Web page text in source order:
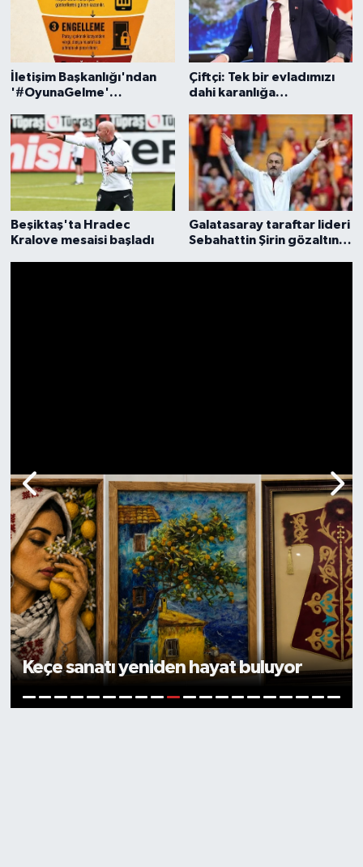
İletişim Başkanlığı'ndan
'#OyunaGelme'
Çiftçi: Tek bir evladımızı
dahi karanlığa
Beşiktaş'ta Hradec
Kralove mesaisi başladı
Galatasaray taraftar lideri
Sebahattin Şirin gözaltına
Mersin Çevre Platformu’ndan plastik
atık ithalatına tepki
1 2 3 4 5 6 7 8 9 10 11 12 13 14 15 16 17 18 19 20